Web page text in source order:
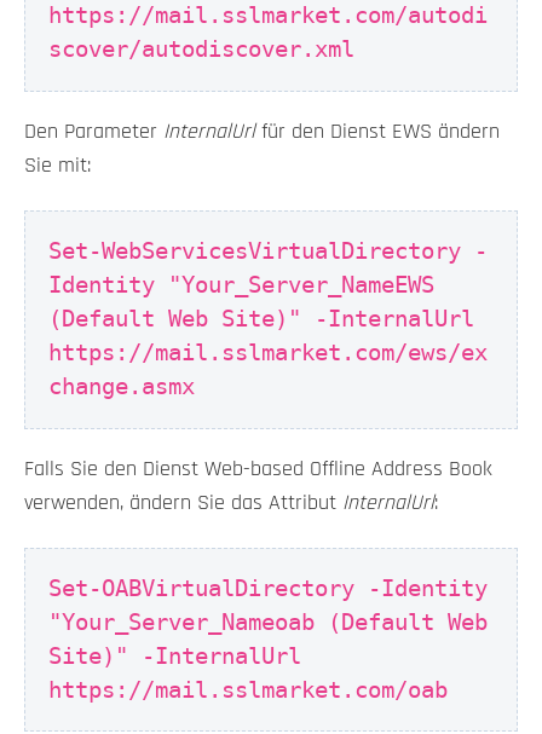
https://mail.sslmarket.com/autodi
scover/autodiscover.xml
Den Parameter InternalUrlfür den Dienst EWS ändern
Sie mit:
Set-WebServicesVirtualDirectory -
Identity "Your_Server_NameEWS
(Default Web Site)" -InternalUrl
https://mail.sslmarket.com/ews/ex
change.asmx
Falls Sie den Dienst Web-based Offline Address Book
verwenden, ändern Sie das Attribut InternalUrl:
Set-OABVirtualDirectory -Identity
"Your_Server_Nameoab (Default Web
Site)" -InternalUrl
https://mail.sslmarket.com/oab